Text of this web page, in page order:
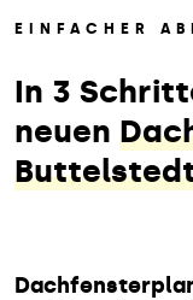
EINFACHER
In 3
neuen